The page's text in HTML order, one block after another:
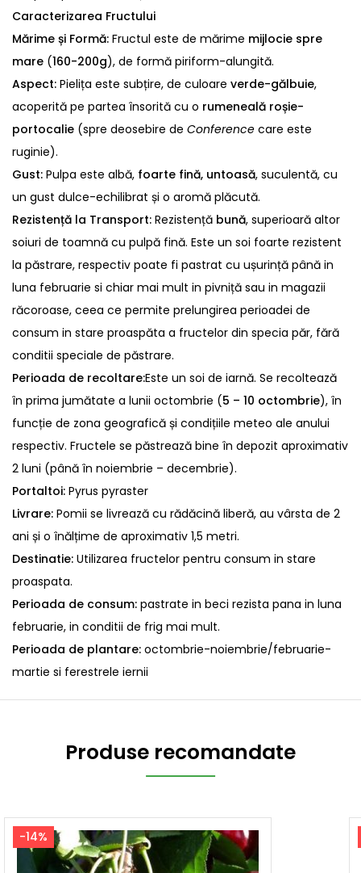
Caracterizarea Fructului
Mărime și Formă: Fructul este de mărime mijlocie spre
mare (160-200g), de formă piriform-alungită.
Aspect: Pielița este subțire, de culoare verde-gălbuie,
acoperită pe partea însorită cu o rumeneală roșie-
portocalie (spre deosebire de Conference care este
ruginie).
Gust: Pulpa este albă, foarte fină, untoasă, suculentă, cu
un gust dulce-echilibrat și o aromă plăcută.
Rezistență la Transport: Rezistență bună, superioară altor
soiuri de toamnă cu pulpă fină. Este un soi foarte rezistent
la păstrare, respectiv poate fi pastrat cu ușurință până in
luna februarie si chiar mai mult in pivniță sau in magazii
răcoroase, ceea ce permite prelungirea perioadei de
consum in stare proaspăta a fructelor din specia păr, fără
conditii speciale de păstrare.
Perioada de recoltare:Este un soi de iarnă. Se recoltează
în prima jumătate a lunii octombrie (5 – 10 octombrie), în
funcție de zona geografică și condițiile meteo ale anului
respectiv. Fructele se păstrează bine în depozit aproximativ
2 luni (până în noiembrie – decembrie).
Portaltoi: Pyrus pyraster
Livrare: Pomii se livrează cu rădăcină liberă, au vârsta de 2
ani și o înălțime de aproximativ 1,5 metri.
Destinatie: Utilizarea fructelor pentru consum in stare
proaspata.
Perioada de consum: pastrate in beci rezista pana in luna
februarie, in conditii de frig mai mult.
Perioada de plantare: octombrie-noiembrie/februarie-
martie si ferestrele iernii
Produse recomandate
-14%